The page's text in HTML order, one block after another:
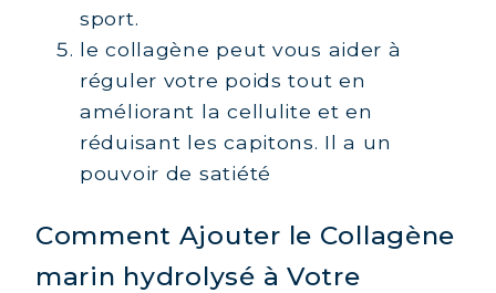
sport.
le collagène peut vous aider à
réguler votre poids tout en
améliorant la cellulite et en
réduisant les capitons. Il a un
pouvoir de satiété
Comment Ajouter le Collagène
marin hydrolysé à Votre